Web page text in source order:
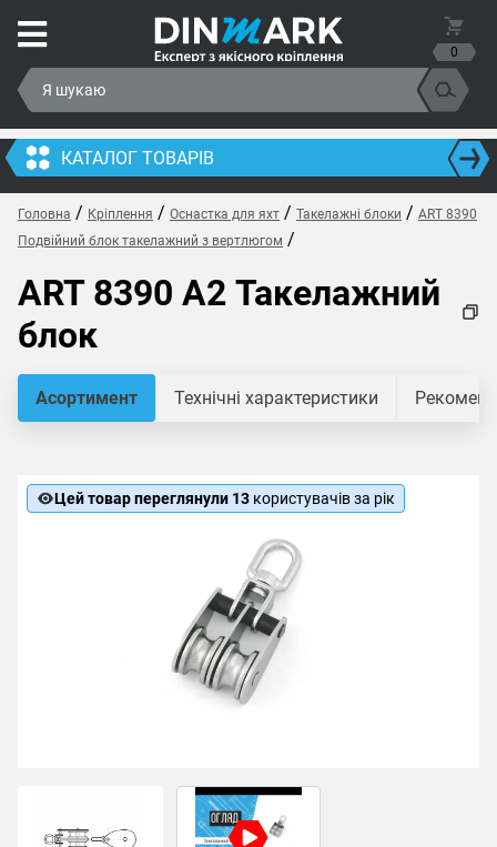
0
КАТАЛОГ ТОВАРІВ
Головна / Кріплення / Оснастка для яхт / Такелажні блоки / ART 8390
Подвійний блок такелажний з вертлюгом /
ART 8390 A2 Такелажний
блок
Асортимент Технічні характеристики
Цей товар переглянули 13 користувачів за рік